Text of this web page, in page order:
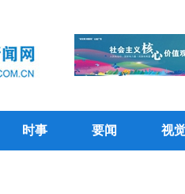
时事 要闻 视